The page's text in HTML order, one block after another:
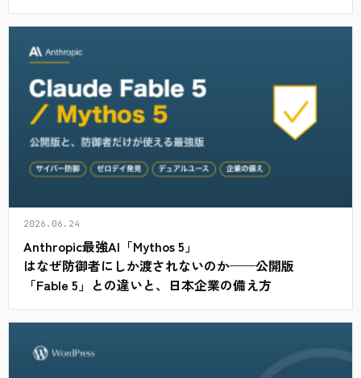
2026.06.24
Anthropic最強AI「Mythos 5」
はなぜ防御者にしか渡されないのか——公開版
「Fable 5」との違いと、日本企業の備え方